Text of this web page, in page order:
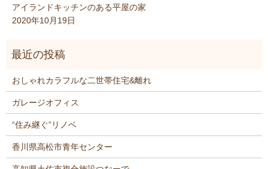
アイランドキッチンのある平屋の家
2020年10月19日
おしゃれカラフルな二世帯住宅&離れ
ガレージオフィス
“住み継ぐ”リノベ
香川県高松市青年センター